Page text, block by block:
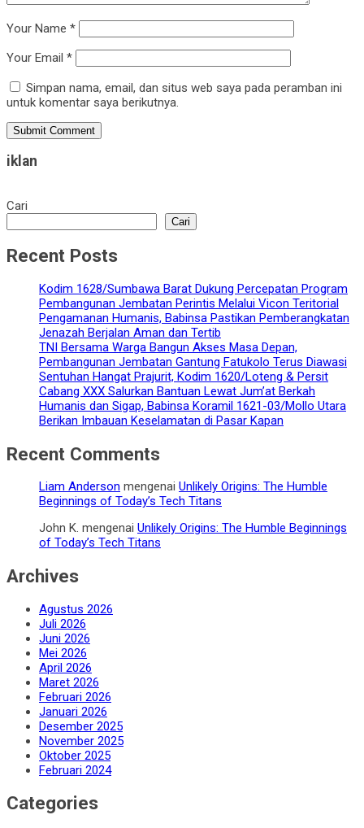
Your Name *
Your Email *
Simpan nama, email, dan situs web saya pada peramban ini
untuk komentar saya berikutnya.
iklan
Cari
Cari
Recent Posts
Kodim 1628/Sumbawa Barat Dukung Percepatan Program
Pembangunan Jembatan Perintis Melalui Vicon Teritorial
Pengamanan Humanis, Babinsa Pastikan Pemberangkatan
Jenazah Berjalan Aman dan Tertib
TNI Bersama Warga Bangun Akses Masa Depan,
Pembangunan Jembatan Gantung Fatukolo Terus Diawasi
Sentuhan Hangat Prajurit, Kodim 1620/Loteng & Persit
Cabang XXX Salurkan Bantuan Lewat Jum’at Berkah
Humanis dan Sigap, Babinsa Koramil 1621-03/Mollo Utara
Berikan Imbauan Keselamatan di Pasar Kapan
Recent Comments
Liam Anderson mengenai Unlikely Origins: The Humble
Beginnings of Today’s Tech Titans
John K. mengenai Unlikely Origins: The Humble Beginnings
of Today’s Tech Titans
Archives
Agustus 2026
Juli 2026
Juni 2026
Mei 2026
April 2026
Maret 2026
Februari 2026
Januari 2026
Desember 2025
November 2025
Oktober 2025
Februari 2024
Categories